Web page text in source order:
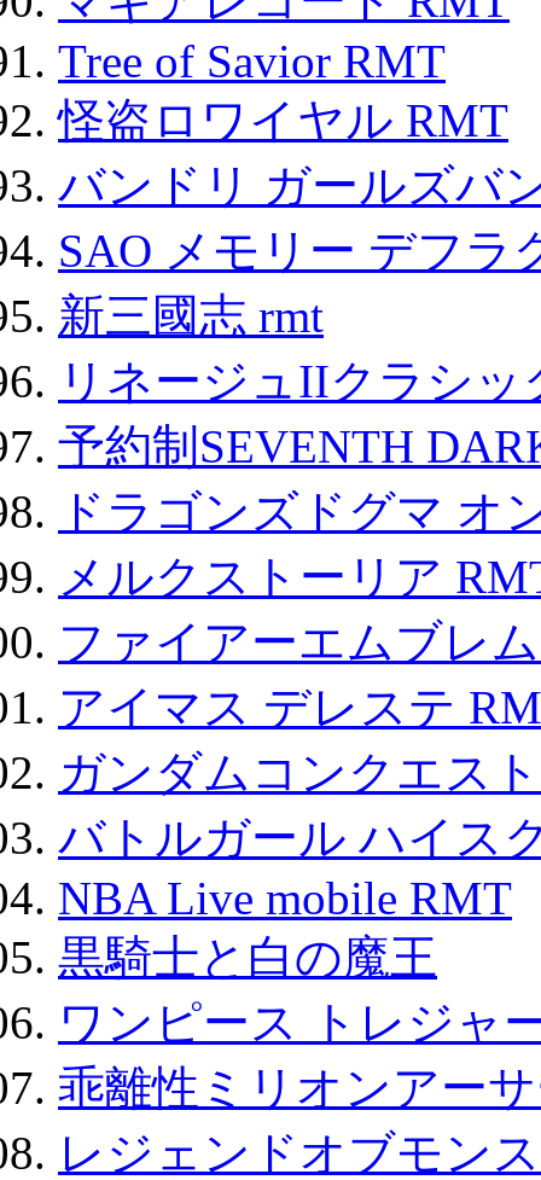
Tree of Savior RMT
怪盗ロワイヤル RMT
バンドリ ガールズバ
SAO メモリー デフラ
新三國志 rmt
リネージュIIクラシ
予約制SEVENTH
ドラゴンズドグマ オ
メルクストーリア
ファイアーエムブレ
アイマス デレステ
ガンダムコンクエスト
バトルガール ハイス
NBA Live mobile RMT
黒騎士と白の魔王
ワンピース トレジャ
乖離性ミリオンアー
レジェンドオブモン